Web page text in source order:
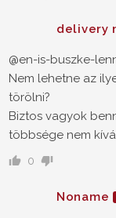
delivery
@en-is-buszke-
Nem lehetne az
törölni?
Biztos vagyok
többsége nem
0
Noname